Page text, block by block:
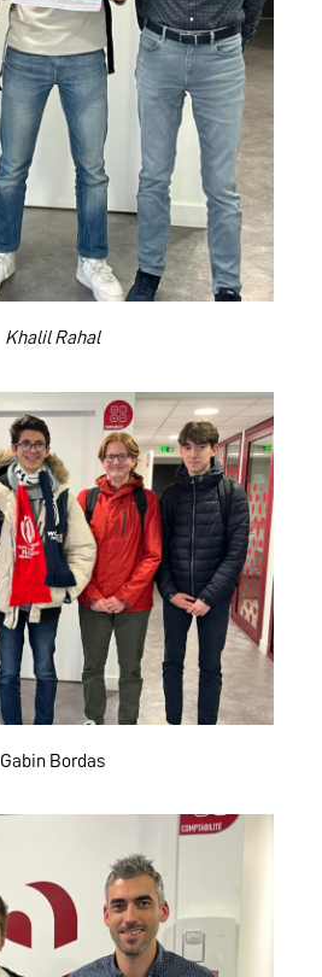
Khalil Rahal
Gabin Bordas